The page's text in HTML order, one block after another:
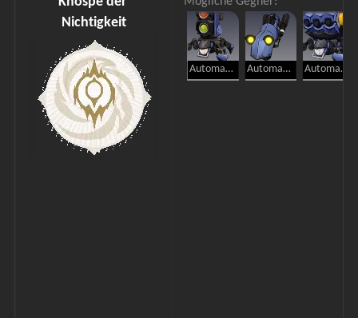
Nichtigkeit
Automaton-Käfer Automaton-Hund Automaton-Spinne